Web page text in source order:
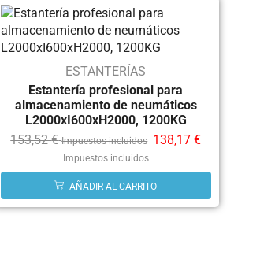
ESTANTERÍAS
Estantería profesional para
almacenamiento de neumáticos
L2000xI600xH2000, 1200KG
153,52€ Impuestos incluidos 138,17€
Impuestos incluidos
AÑADIR AL CARRITO